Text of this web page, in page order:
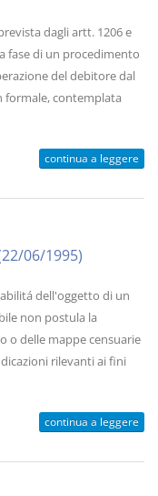
dagli artt. 1206 e
fase di un procedimento
del debitore dal
contemplata
continua a leggere
06/1995)
dell'oggetto di un
non postula la
o delle mappe censuarie
rilevanti ai fini
continua a leggere